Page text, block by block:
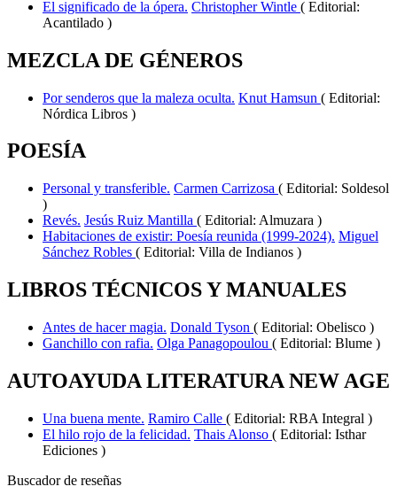
El significado de la ópera. Christopher Wintle ( Editorial:
Acantilado )
MEZCLA DE GÉNEROS
Por senderos que la maleza oculta. Knut Hamsun ( Editorial:
Nórdica Libros )
POESÍA
Personal y transferible. Carmen Carrizosa ( Editorial: Soldesol
)
Revés. Jesús Ruiz Mantilla ( Editorial: Almuzara )
Habitaciones de existir: Poesía reunida (1999-2024). Miguel
Sánchez Robles ( Editorial: Villa de Indianos )
LIBROS TÉCNICOS Y MANUALES
Antes de hacer magia. Donald Tyson ( Editorial: Obelisco )
Ganchillo con rafia. Olga Panagopoulou ( Editorial: Blume )
AUTOAYUDA LITERATURA NEW AGE
Una buena mente. Ramiro Calle ( Editorial: RBA Integral )
El hilo rojo de la felicidad. Thais Alonso ( Editorial: Isthar
Ediciones )
Buscador de reseñas